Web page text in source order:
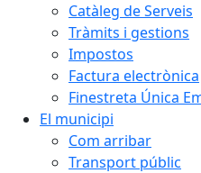
Catàleg de Serveis
Tràmits i gestions
Impostos
Factura electrònica
Finestreta Única
El municipi
Com arribar
Transport públic